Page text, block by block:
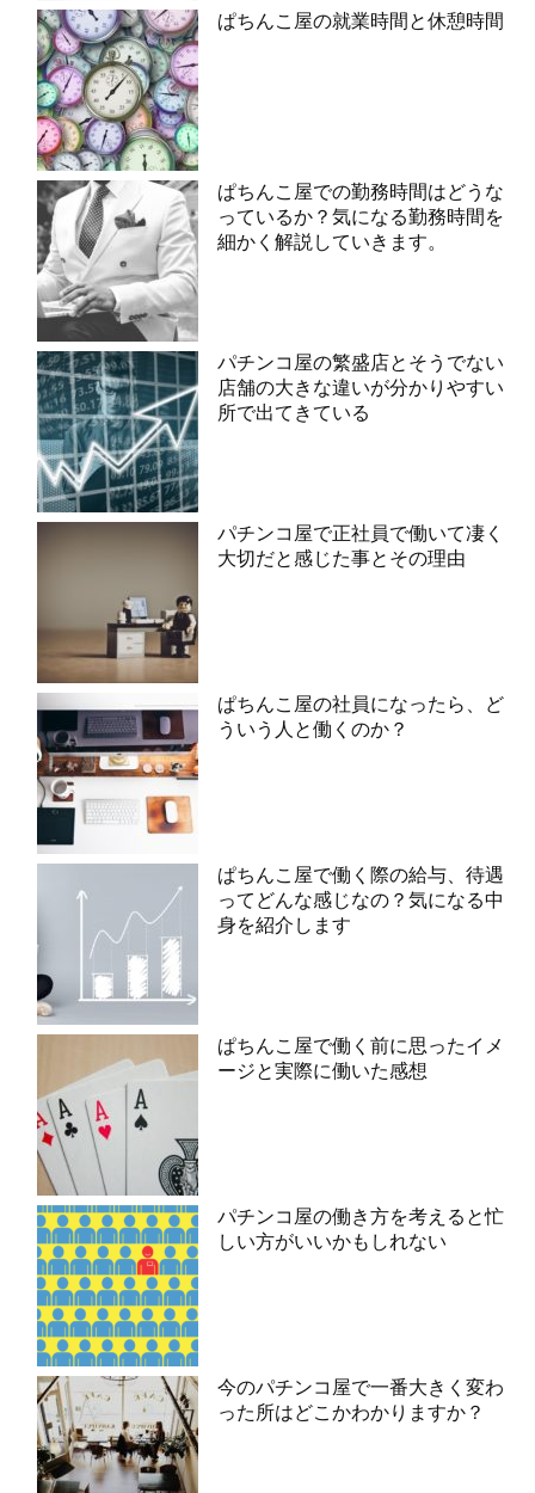
ぱちんこ屋の就業時間と休憩時間
ぱちんこ屋での勤務時間はどうな
っているか？気になる勤務時間を
細かく解説していきます。
パチンコ屋の繁盛店とそうでない
店舗の大きな違いが分かりやすい
所で出てきている
パチンコ屋で正社員で働いて凄く
大切だと感じた事とその理由
ぱちんこ屋の社員になったら、ど
ういう人と働くのか？
ぱちんこ屋で働く際の給与、待遇
ってどんな感じなの？気になる中
身を紹介します
ぱちんこ屋で働く前に思ったイメ
ージと実際に働いた感想
パチンコ屋の働き方を考えると忙
しい方がいいかもしれない
今のパチンコ屋で一番大きく変わ
った所はどこかわかりますか？